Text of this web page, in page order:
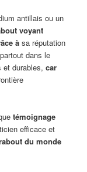
antillais ou un
voyant
à sa réputation
dans le
et durables,car
témoignage
efficace et
du monde